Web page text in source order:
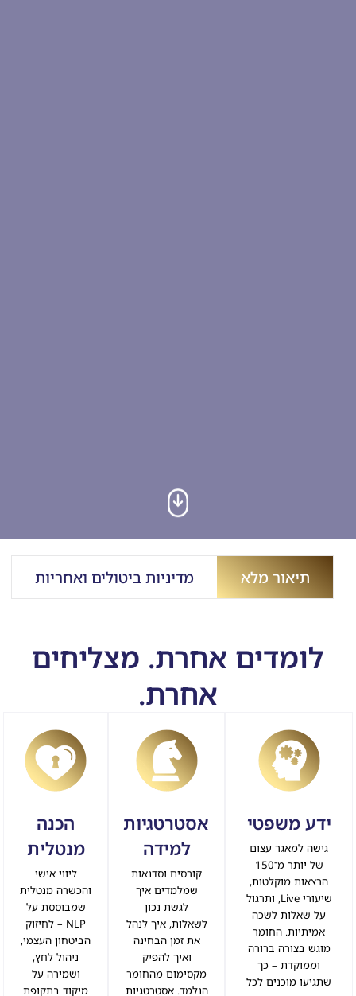
תיאור מלא מדיניות ביטולים ואחריות
לומדים אחרת. מצליחים
אחרת.
ידע משפטי
גישה למאגר עצום
של יותר מ־150
הרצאות מוקלטות,
שיעורי Live, ותרגול
על שאלות לשכה
אמיתיות. החומר
מוגש בצורה ברורה
וממוקדת – כך
שתגיעו מוכנים לכל
אסטרטגיות
למידה
קורסים וסדנאות
שמלמדים איך
לגשת נכון
לשאלות, איך לנהל
את זמן הבחינה
ואיך להפיק
מקסימום מהחומר
הנלמד. אסטרטגיות
הכנה
מנטלית
ליווי אישי
והכשרה מנטלית
שמבוססת על
NLP – לחיזוק
הביטחון העצמי,
ניהול לחץ,
ושמירה על
מיקוד בתקופת